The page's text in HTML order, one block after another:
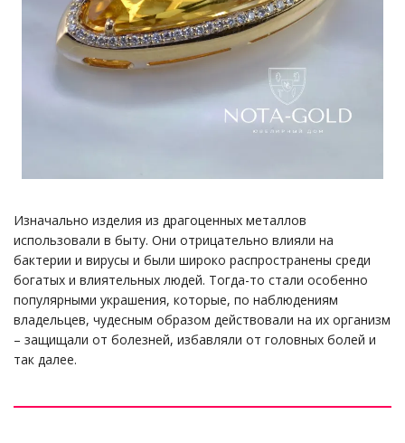
Изначально изделия из драгоценных металлов
использовали в быту. Они отрицательно влияли на
бактерии и вирусы и были широко распространены среди
богатых и влиятельных людей. Тогда-то стали особенно
популярными украшения, которые, по наблюдениям
владельцев, чудесным образом действовали на их организм
– защищали от болезней, избавляли от головных болей и
так далее.